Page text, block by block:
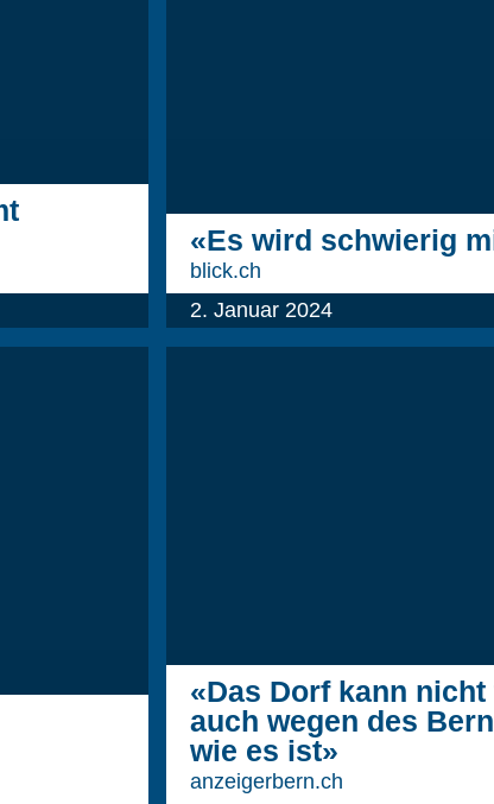
«Es wird schwierig
blick.ch
2. Januar 2024
«Das Dorf kann
auch wegen des
wie es ist»
anzeigerbern.ch